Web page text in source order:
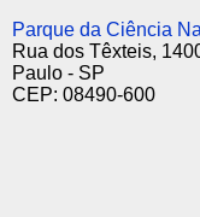
Parque da Ciência
Rua dos Têxteis,
Paulo - SP
CEP: 08490-600